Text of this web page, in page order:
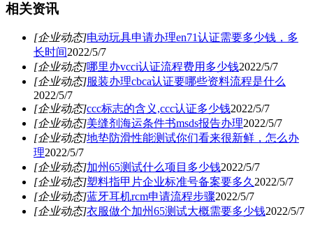
相关资讯
[企业动态]电动玩具申请办理en71认证需要多少钱，多
长时间2022/5/7
[企业动态]哪里办vcci认证流程费用多少钱2022/5/7
[企业动态]服装办理cbca认证要哪些资料流程是什么
2022/5/7
[企业动态]ccc标志的含义,ccc认证多少钱2022/5/7
[企业动态]美缝剂海运条件书msds报告办理2022/5/7
[企业动态]地垫防滑性能测试你们看来很新鲜，怎么办
理2022/5/7
[企业动态]加州65测试什么项目多少钱2022/5/7
[企业动态]塑料指甲片企业标准号备案要多久2022/5/7
[企业动态]蓝牙耳机rcm申请流程步骤2022/5/7
[企业动态]衣服做个加州65测试大概需要多少钱2022/5/7